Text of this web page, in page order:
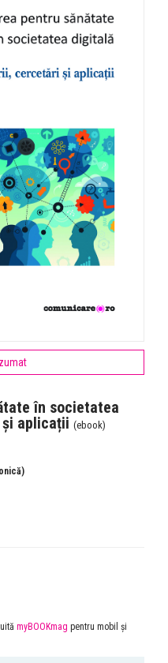
în societatea
aplicații (ebook)
myBOOKmag pentru mobil și